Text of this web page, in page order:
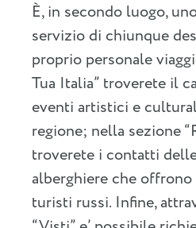
È, in secondo luogo,
servizio di chiunque
proprio personale
Tua Italia” troverete il
eventi artistici e
regione; nella sezione
troverete i contatti
alberghiere che
turisti russi. Infine,